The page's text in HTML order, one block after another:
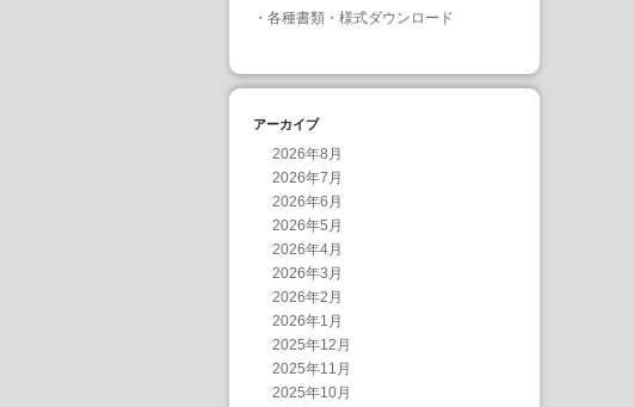
・ 各種書類・様式ダウンロード
アーカイブ
2026年8月
2026年7月
2026年6月
2026年5月
2026年4月
2026年3月
2026年2月
2026年1月
2025年12月
2025年11月
2025年10月